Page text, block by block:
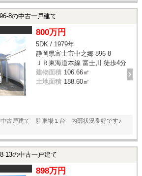
8の中古一戸建て
800万円
5DK / 1979年
静岡県富士市中之郷 896-8
ＪＲ東海道本線 富士川 徒歩4分
建物面積 106.66㎡
土地面積 188.60㎡
古戸建て 駐車場１台 内部状況良好です♪
13の中古一戸建て
898万円